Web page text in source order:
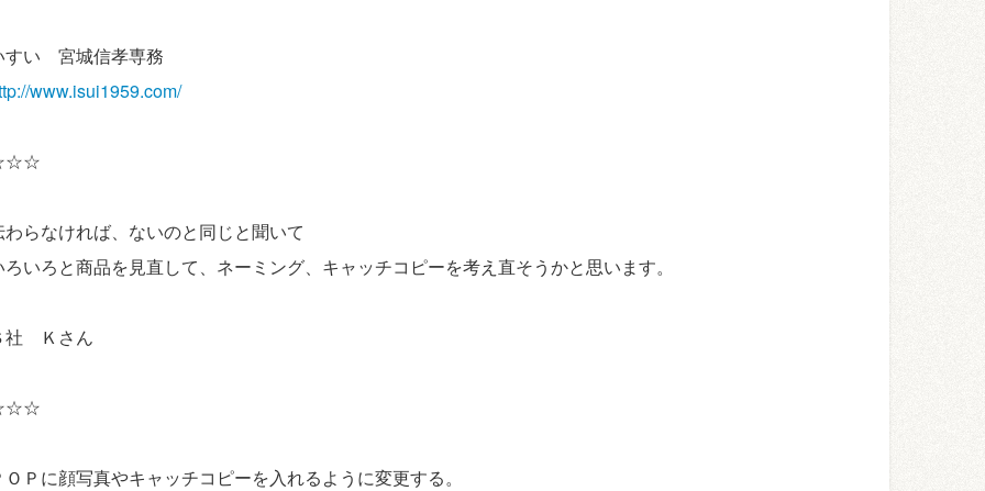
すい 宮城信孝専務
www.isui1959.com/
わらなければ、ないのと同じと聞いて
ろいろと商品を見直して、ネーミング、キャッチコピーを考え直そうかと思います。
社 Ｋさん
ＯＰに顔写真やキャッチコピーを入れるように変更する。